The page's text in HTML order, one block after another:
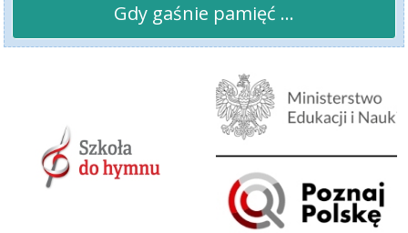
Gdy gaśnie pamięć ...